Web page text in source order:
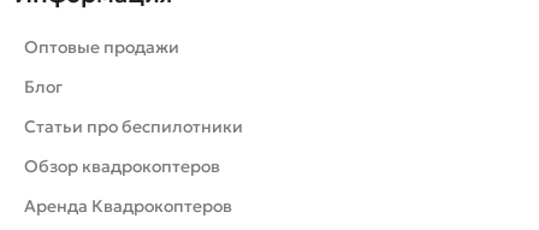
Танки
Вертолеты
Катера
Роботы
Самолеты
Оптовые продажи
Блог
Статьи про беспилотники
Обзор квадрокоптеров
Аренда Квадрокоптеров